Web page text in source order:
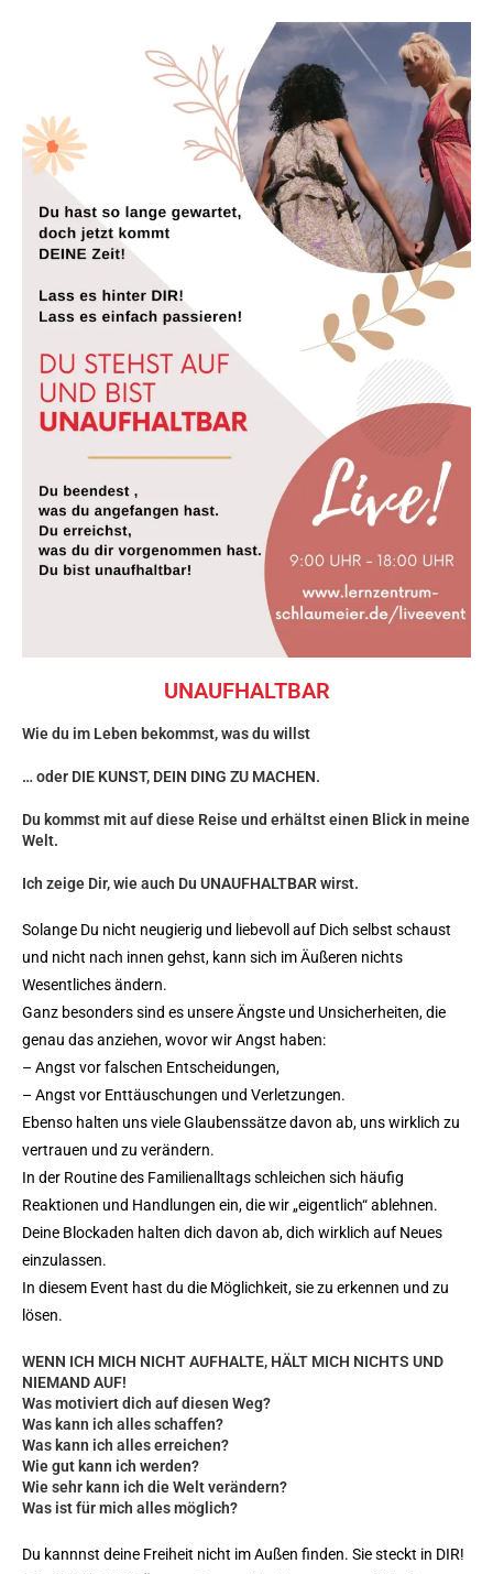
UNAUFHALTBAR
Wie du im Leben bekommst, was du willst
… oder DIE KUNST, DEIN DING ZU MACHEN.
Du kommst mit auf diese Reise und erhältst einen Blick in meine
Welt.
Ich zeige Dir, wie auch Du UNAUFHALTBAR wirst.
Solange Du nicht neugierig und liebevoll auf Dich selbst schaust
und nicht nach innen gehst, kann sich im Äußeren nichts
Wesentliches ändern.
Ganz besonders sind es unsere Ängste und Unsicherheiten, die
genau das anziehen, wovor wir Angst haben:
– Angst vor falschen Entscheidungen,
– Angst vor Enttäuschungen und Verletzungen.
Ebenso halten uns viele Glaubenssätze davon ab, uns wirklich zu
vertrauen und zu verändern.
In der Routine des Familienalltags schleichen sich häufig
Reaktionen und Handlungen ein, die wir „eigentlich“ ablehnen.
Deine Blockaden halten dich davon ab, dich wirklich auf Neues
einzulassen.
In diesem Event hast du die Möglichkeit, sie zu erkennen und zu
lösen.
WENN ICH MICH NICHT AUFHALTE, HÄLT MICH NICHTS UND
NIEMAND AUF!
Was motiviert dich auf diesen Weg?
Was kann ich alles schaffen?
Was kann ich alles erreichen?
Wie gut kann ich werden?
Wie sehr kann ich die Welt verändern?
Was ist für mich alles möglich?
Du kannnst deine Freiheit nicht im Außen finden. Sie steckt in DIR!